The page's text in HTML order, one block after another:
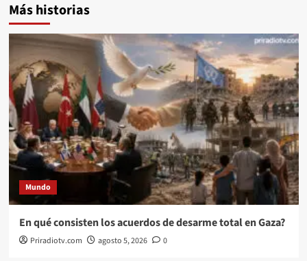
Más historias
Mundo
En qué consisten los acuerdos de desarme total en Gaza?
Priradiotv.com agosto 5, 2026 0